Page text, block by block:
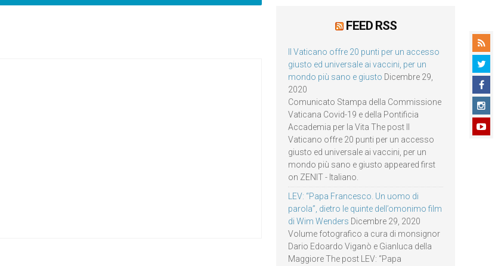
FEED RSS
Il Vaticano offre 20 punti per un accesso
giusto ed universale ai vaccini, per un
mondo più sano e giusto Dicembre 29,
2020
Comunicato Stampa della Commissione
Vaticana Covid-19 e della Pontificia
Accademia per la Vita The post Il
Vaticano offre 20 punti per un accesso
giusto ed universale ai vaccini, per un
mondo più sano e giusto appeared first
on ZENIT - Italiano.
LEV: “Papa Francesco. Un uomo di
parola”, dietro le quinte dell’omonimo film
di Wim Wenders Dicembre 29, 2020
Volume fotografico a cura di monsignor
Dario Edoardo Viganò e Gianluca della
Maggiore The post LEV: “Papa